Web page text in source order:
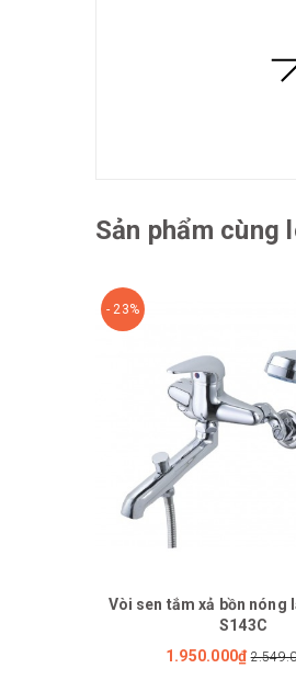
Sản phẩm cùng
- 23%
Vòi sen tắm xả bồn nóng
S143C
1.950.000₫